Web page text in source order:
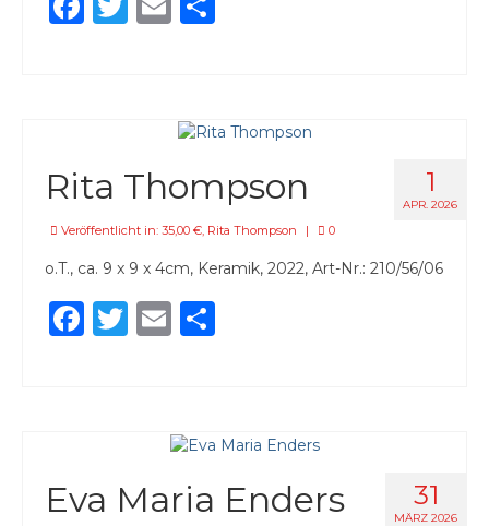
1
APR. 2026
Rita Thompson
Veröffentlicht in: 35,00 €, Rita Thompson | 0
o.T., ca. 9 x 9 x 4cm, Keramik, 2022, Art-Nr.: 210/56/06
Facebook
Twitter
Email
31
MÄRZ 2026
Eva Maria Enders